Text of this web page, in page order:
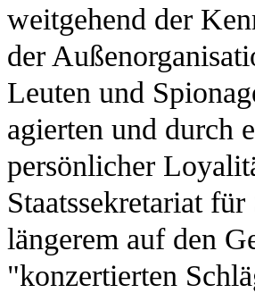
weitgehend der
der
Leuten und
agierten und durch
persönlicher
Staatssekretariat
längerem auf den
"konzertierten